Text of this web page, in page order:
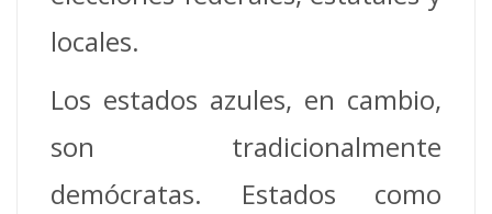
locales.
Los estados azules, en cambio,
son tradicionalmente
demócratas. Estados como